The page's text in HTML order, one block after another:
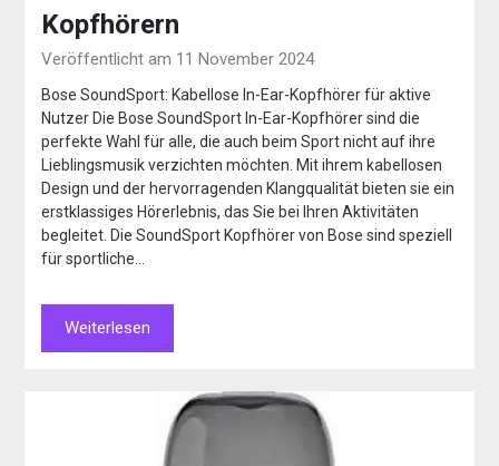
Kopfhörern
Veröffentlicht am 11 November 2024
Bose SoundSport: Kabellose In-Ear-Kopfhörer für aktive
Nutzer Die Bose SoundSport In-Ear-Kopfhörer sind die
perfekte Wahl für alle, die auch beim Sport nicht auf ihre
Lieblingsmusik verzichten möchten. Mit ihrem kabellosen
Design und der hervorragenden Klangqualität bieten sie ein
erstklassiges Hörerlebnis, das Sie bei Ihren Aktivitäten
begleitet. Die SoundSport Kopfhörer von Bose sind speziell
für sportliche…
Weiterlesen